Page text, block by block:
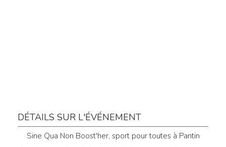
DÉTAILS SUR L'ÉVÉNEMENT
Sine Qua Non Boost'her, sport pour toutes à Pantin